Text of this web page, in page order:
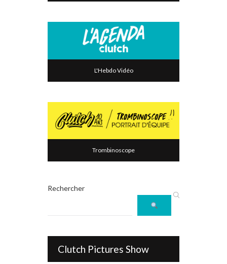
L'Hebdo Vidéo
Trombinoscope
Rechercher
Clutch Pictures Show